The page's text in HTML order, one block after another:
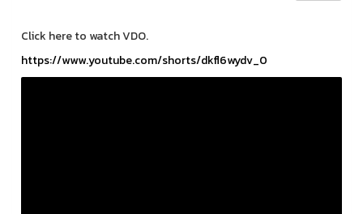
Click here to watch VDO.
https://www.youtube.com/shorts/dkfl6wydv_0